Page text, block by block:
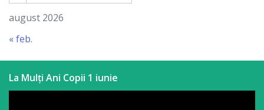
august 2026
« feb.
La Mulți Ani Copii 1 iunie